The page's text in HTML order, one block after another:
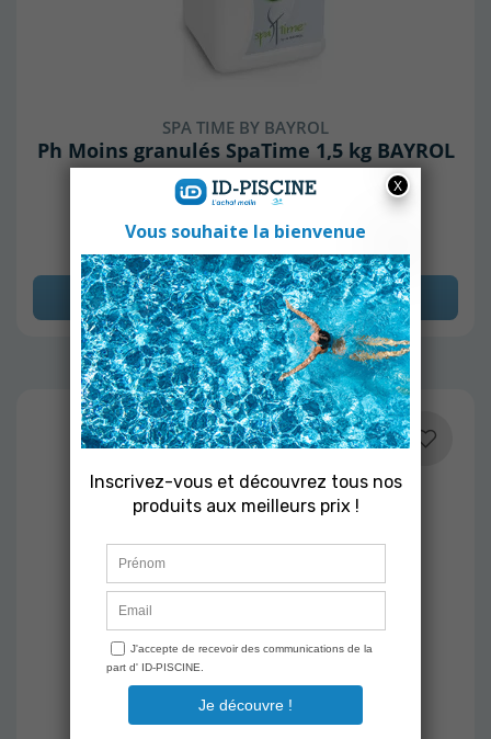
SPA TIME BY BAYROL
Ph Moins granulés SpaTime 1,5 kg BAYROL
Rupture de stock
11,90 €
Ajouter au panier